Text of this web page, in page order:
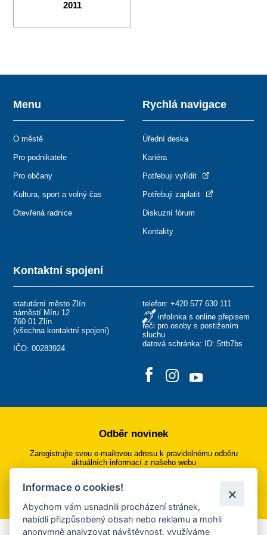
2011
Kontaktní spojení
statutární město Zlín
náměstí Míru 12
760 01 Zlín
(všechna kontaktní spojení)
IČO: 00283924
telefon: +420 577 630 111
infolinka s online přepisem
řeči pro osoby s postižením
sluchu
datová schránka: ID: 5ttb7bs
Menu
O městě
Pro podnikatele
Pro občany
Kultura, sport a volný čas
Otevřená radnice
Rychlá navigace
Úřední deska
Kariéra
Potřebuji vyřídit
Potřebuji zaplatit
Diskuzní fórum
Kontakty
Odběr novinek
Zaregistrujte svou e-mailovou adresu k pravidelnému odběru
aktuálních informací z našeho webu
Přihlásit se k odběru
Informace o cookies!
Abychom vám usnadnili procházení stránek,
nabídli přizpůsobený obsah nebo reklamu a mohli
anonymně analyzovat návštěvnost, využíváme